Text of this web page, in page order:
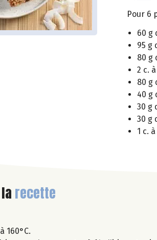
Pour 6
60 g
95 g
80 g
2 c.
80 g
40 g
30 g
30 g
1 c.
recette
160°C.